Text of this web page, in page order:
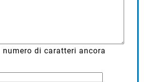
numero di caratteri ancora